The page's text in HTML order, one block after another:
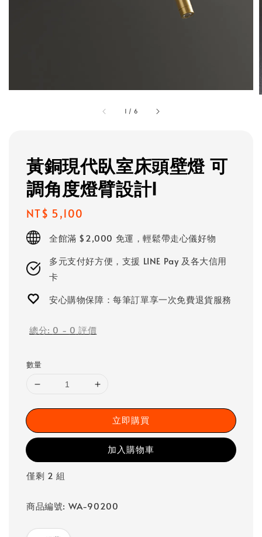
1 / 6
黃銅現代臥室床頭壁燈 可
調角度燈臂設計I
Regular
price
NT$ 5,100
全館滿 $2,000 免運，輕鬆帶走心儀好物
多元支付好方便，支援 LINE Pay 及各大信用
卡
安心購物保障：每筆訂單享一次免費退貨服務
總分: 0 - 0 評價
數量
立即購買
加入購物車
僅剩 2 組
商品編號: WA-90200